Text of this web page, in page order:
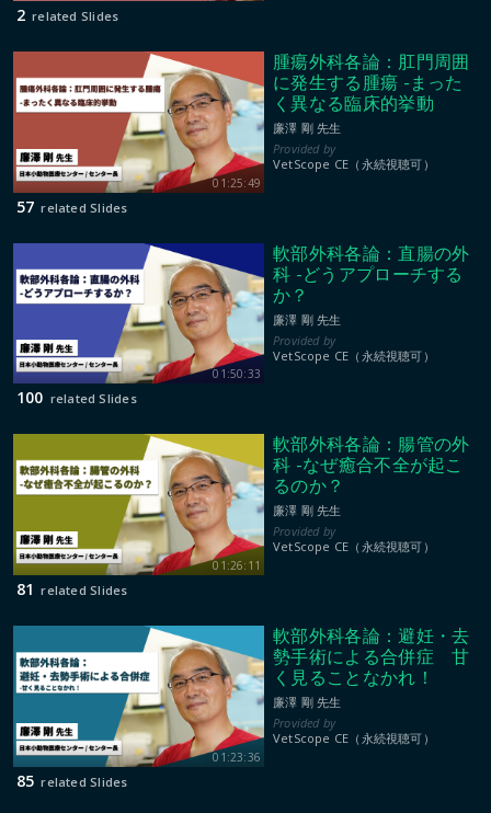
2 related Slides
01:25:49
腫瘍外科各論：肛門周囲
に発生する腫瘍 -まった
く異なる臨床的挙動
廉澤 剛 先生
VetScope CE（永続視聴可）
57 related Slides
01:50:33
軟部外科各論：直腸の外
科 -どうアプローチする
か？
廉澤 剛 先生
VetScope CE（永続視聴可）
100 related Slides
01:26:11
軟部外科各論：腸管の外
科 -なぜ癒合不全が起こ
るのか？
廉澤 剛 先生
VetScope CE（永続視聴可）
81 related Slides
01:23:36
軟部外科各論：避妊・去
勢手術による合併症 甘
く見ることなかれ！
廉澤 剛 先生
VetScope CE（永続視聴可）
85 related Slides